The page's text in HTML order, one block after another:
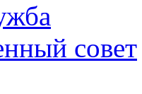
совет